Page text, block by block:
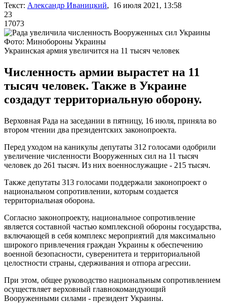
Текст: Александр Иваницкий, 16 июля 2021, 13:58
23
17073
Фото: Минобороны Украины
Украинская армия увеличится на 11 тысяч человек
Численность армии вырастет на 11
тысяч человек. Также в Украине
создадут территориальную оборону.
Верховная Рада на заседании в пятницу, 16 июля, приняла во
втором чтении два президентских законопроекта.
Перед уходом на каникулы депутаты 312 голосами одобрили
увеличение численности Вооруженных сил на 11 тысяч
человек до 261 тысяч. Из них военнослужащие - 215 тысяч.
Также депутаты 313 голосами поддержали законопроект о
национальном сопротивлении, которым создается
территориальная оборона.
Согласно законопроекту, национальное сопротивление
является составной частью комплексной обороны государства,
включающей в себя комплекс мероприятий для максимально
широкого привлечения граждан Украины к обеспечению
военной безопасности, суверенитета и территориальной
целостности страны, сдерживания и отпора агрессии.
При этом, общее руководство национальным сопротивлением
осуществляет верховный главнокомандующий
Вооруженными силами - президент Украины.